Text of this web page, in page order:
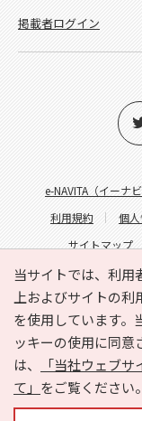
当サイトでは、利用
上およびサイトの利
を使用しています。
ッキーの使用に同意
は、
「当社ウェブ
て」 をご覧ください。
e-NAVITA（イーナ
利用規約
個
サイトマップ
サイ
掲載者ログイン
Copyright